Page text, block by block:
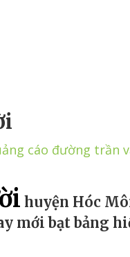
cáo đường trần
huyện Hóc
mới bạt bảng